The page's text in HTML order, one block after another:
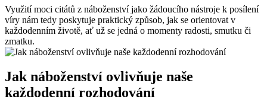
Využití moci citátů z náboženství jako žádoucího nástroje k posílení
víry nám tedy poskytuje praktický způsob, jak se orientovat v
každodenním životě, ať už se jedná o momenty radosti, smutku či
zmatku.
Jak náboženství ovlivňuje naše
každodenní rozhodování